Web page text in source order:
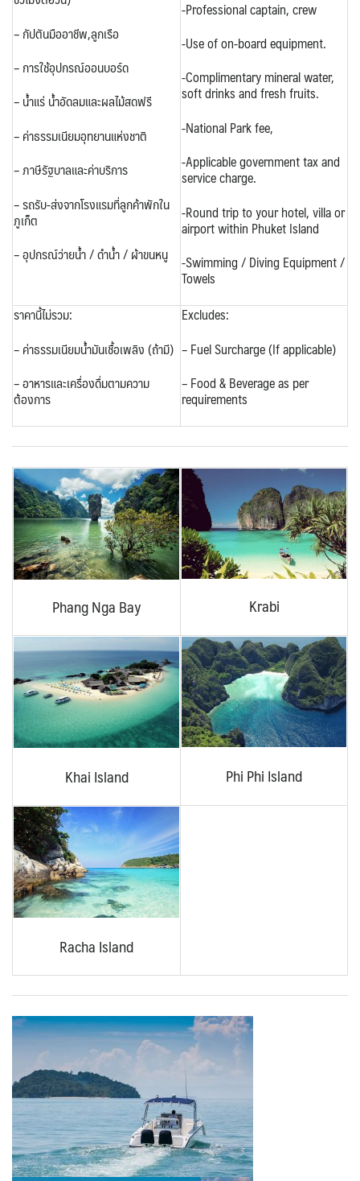
– กัปตันมืออาชีพ,ลูกเรือ
– การใช้อุปกรณ์ออนบอร์ด
– น้ำแร่ น้ำอัดลมและผลไม้สดฟรี
– ค่าธรรมเนียมอุทยานแห่งชาติ
– ภาษีรัฐบาลและค่าบริการ
– รถรับ-ส่งจากโรงแรมที่ลูกค้าพักใน
ภูเก็ต
– อุปกรณ์ว่ายน้ำ / ดำน้ำ / ผ้าขนหนู
-Professional captain, crew
-Use of on-board equipment.
-Complimentary mineral water,
soft drinks and fresh fruits.
-National Park fee,
-Applicable government tax and
service charge.
-Round trip to your hotel, villa or
airport within Phuket Island
-Swimming / Diving Equipment /
Towels
ราคานี้ไม่รวม:
– ค่าธรรมเนียมน้ำมันเชื้อเพลิง (ถ้ามี)
– อาหารและเครื่องดื่มตามความ
ต้องการ
Excludes:
– Fuel Surcharge (If applicable)
– Food & Beverage as per
requirements
Phang Nga Bay Krabi
Khai Island Phi Phi Island
Racha Island